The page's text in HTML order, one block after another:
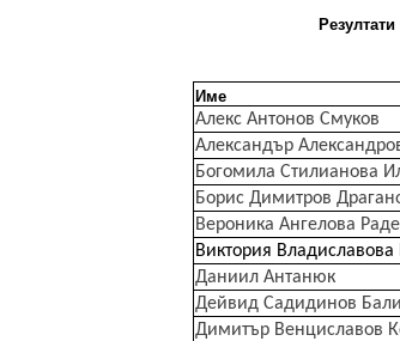
Име
Алекс Антонов Смуков
Александър
Богомила Стилианова
Борис Димитров
Вероника Ангелова
Виктория
Даниил Антанюк
Дейвид Садидинов
Димитър Венциславов